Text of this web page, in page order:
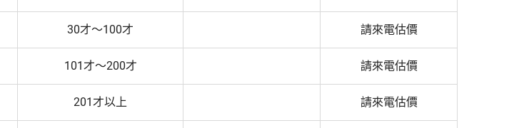
30才～100才 請來電估價
101才～200才 請來電估價
201才以上 請來電估價